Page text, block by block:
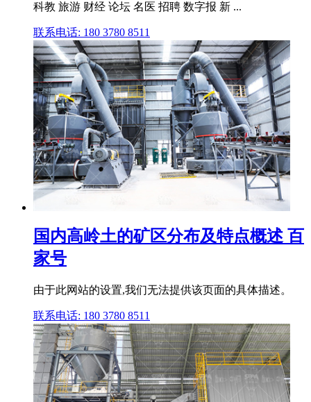
科教 旅游 财经 论坛 名医 招聘 数字报 新 ...
联系电话: 180 3780 8511
国内高岭土的矿区分布及特点概述 百
家号
由于此网站的设置,我们无法提供该页面的具体描述。
联系电话: 180 3780 8511